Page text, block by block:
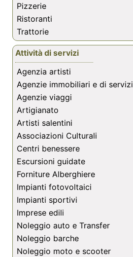
Pizzerie
Ristoranti
Trattorie
Attività di servizi
Agenzia artisti
Agenzie immobiliari e di servizi
Agenzie viaggi
Artigianato
Artisti salentini
Associazioni Culturali
Centri benessere
Escursioni guidate
Forniture Alberghiere
Impianti fotovoltaici
Impianti sportivi
Imprese edili
Noleggio auto e Transfer
Noleggio barche
Noleggio moto e scooter